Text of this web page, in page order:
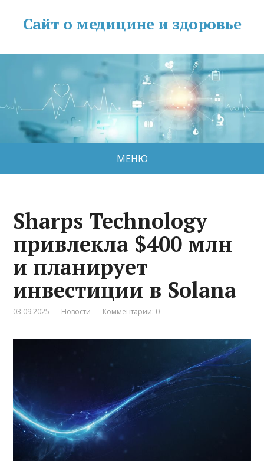
Сайт о медицине и здоровье
МЕНЮ
Sharps Technology
привлекла $400 млн
и планирует
инвестиции в Solana
03.09.2025 Новости Комментарии: 0